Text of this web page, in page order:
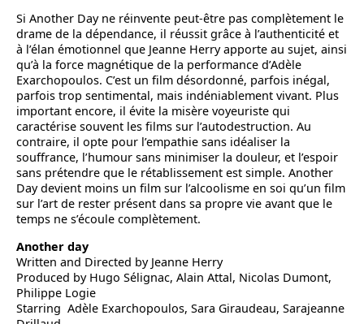
Si Another Day ne réinvente peut-être pas complètement le
drame de la dépendance, il réussit grâce à l’authenticité et
à l’élan émotionnel que Jeanne Herry apporte au sujet, ainsi
qu’à la force magnétique de la performance d’Adèle
Exarchopoulos. C’est un film désordonné, parfois inégal,
parfois trop sentimental, mais indéniablement vivant. Plus
important encore, il évite la misère voyeuriste qui
caractérise souvent les films sur l’autodestruction. Au
contraire, il opte pour l’empathie sans idéaliser la
souffrance, l’humour sans minimiser la douleur, et l’espoir
sans prétendre que le rétablissement est simple. Another
Day devient moins un film sur l’alcoolisme en soi qu’un film
sur l’art de rester présent dans sa propre vie avant que le
temps ne s’écoule complètement.
Another day
Written and Directed by Jeanne Herry
Produced by Hugo Sélignac, Alain Attal, Nicolas Dumont,
Philippe Logie
Starring Adèle Exarchopoulos, Sara Giraudeau, Sarajeanne